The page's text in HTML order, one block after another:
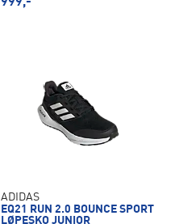
ADIDAS
EQ21 RUN 2.0 BOUNCE SPORT
LØPESKO JUNIOR